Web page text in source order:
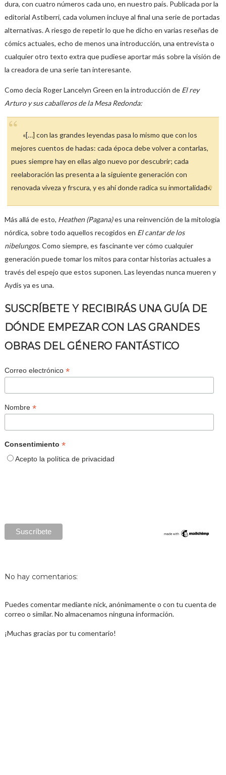
dura, con cuatro números cada uno, en nuestro país. Publicada por la
editorial Astiberri, cada volumen incluye al final una serie de portadas
alternativas. A riesgo de repetir lo que he dicho en varias reseñas de
cómics actuales, echo de menos una introducción, una entrevista o
cualquier otro texto extra que pudiese aportar más sobre la visión de
la creadora de una serie tan interesante.
Como decía Roger Lancelyn Green en la introducción de El rey
Arturo y sus caballeros de la Mesa Redonda:
«[…] con las grandes leyendas pasa lo mismo que con los
mejores cuentos de hadas: cada época debe volver a contarlas,
pues siempre hay en ellas algo nuevo por descubrir; cada
reelaboración las presenta a la siguiente generación con
renovada viveza y frscura, y es ahí donde radica su inmortalidad».
Más allá de esto, Heathen (Pagana)es una reinvención de la mitología
nórdica, sobre todo aquellos recogidos en El cantar de los
nibelungos. Como siempre, es fascinante ver cómo cualquier
generación puede tomar los mitos para contar historias actuales a
través del espejo que estos suponen. Las leyendas nunca mueren y
Aydis ya es una.
SUSCRÍBETE Y RECIBIRÁS UNA GUÍA DE
DÓNDE EMPEZAR CON LAS GRANDES
OBRAS DEL GÉNERO FANTÁSTICO
Correo electrónico *
Nombre *
Consentimiento *
Acepto la política de privacidad
No hay comentarios:
Puedes comentar mediante nick, anónimamente o con tu cuenta de
correo o similar. No almacenamos ninguna información.
¡Muchas gracias por tu comentario!